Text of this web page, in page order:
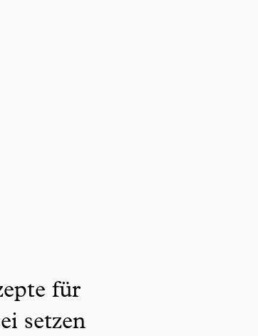
für
setzen